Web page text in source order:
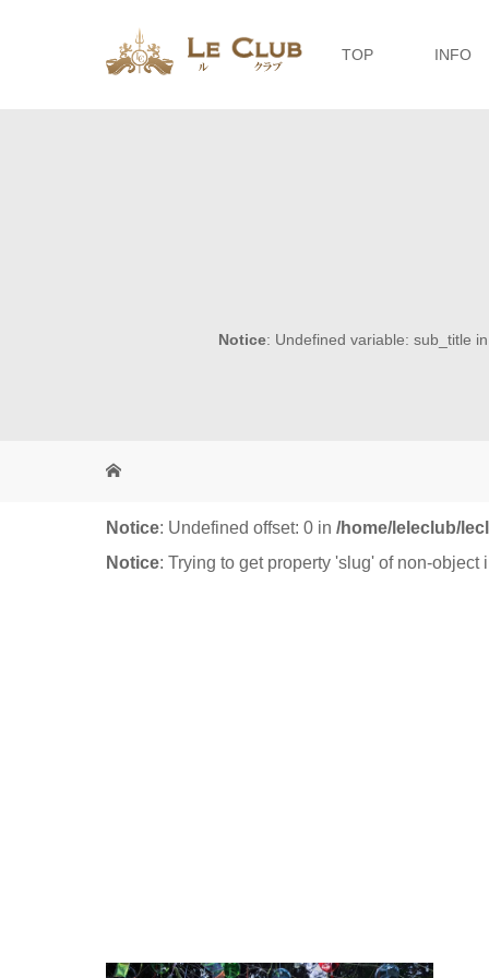
TOP INFO
Notice: Undefined variable: sub_title
Notice: Undefined offset: 0 in /home/leleclub/
Notice: Trying to get property 'slug' of non-object